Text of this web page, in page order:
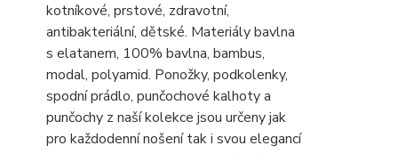
kotníkové, prstové, zdravotní,
antibakteriální, dětské. Materiály bavlna
s elatanem, 100% bavlna, bambus,
modal, polyamid. Ponožky, podkolenky,
spodní prádlo, punčochové kalhoty a
punčochy z naší kolekce jsou určeny jak
pro každodenní nošení tak i svou elegancí